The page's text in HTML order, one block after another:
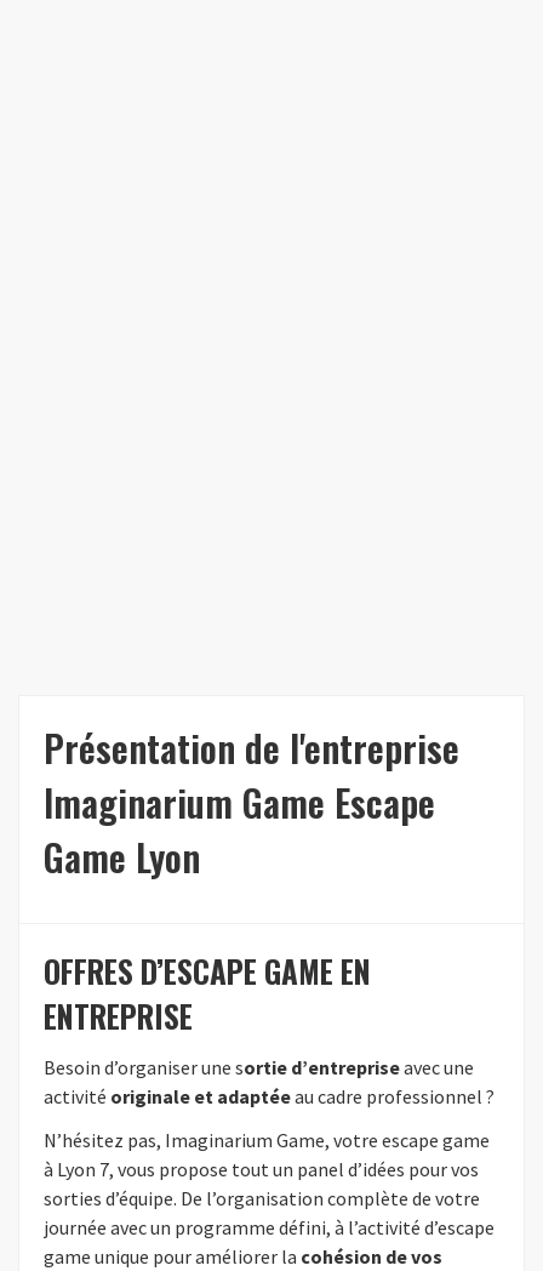
Présentation de l'entreprise
Imaginarium Game Escape
Game Lyon
OFFRES D’ESCAPE GAME EN
ENTREPRISE
Besoin d’organiser une sortie d’entrepriseavec une
activité originale et adaptéeau cadre professionnel ?
N’hésitez pas, Imaginarium Game, votre escape game
à Lyon 7, vous propose tout un panel d’idées pour vos
sorties d’équipe. De l’organisation complète de votre
journée avec un programme défini, à l’activité d’escape
game unique pour améliorer la cohésion de vos